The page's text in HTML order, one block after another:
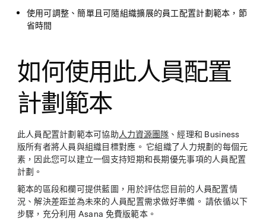
使用可調整、簡單且可隨組織擴展的員工配置計劃範本，節
省時間
如何使用此人員配置
計劃範本
此人員配置計劃範本可協助人力資源團隊 、經理和 Business
版所有者將人員與組織目標對應。 它組織了人力規劃的每個元
素，因此您可以建立一個支持短期和長期優先事項的人員配置
計劃。
範本的區段和欄可提供藍圖，用於評估您目前的人員配置情
況、解決差距並為未來的人員配置需求做好準備。 請依循以下
步驟，充分利用 Asana 免費版範本。